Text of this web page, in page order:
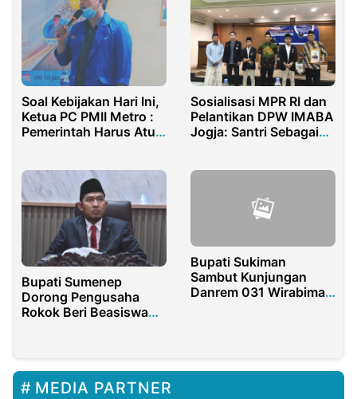
Soal Kebijakan Hari Ini,
Ketua PC PMII Metro :
Pemerintah Harus Atur
Sosialisasi MPR RI dan
Pelantikan DPW IMABA
Jogja: Santri Sebagai
Bupati Sumenep
Dorong Pengusaha
Rokok Beri Beasiswa
Bupati Sukiman
Sambut Kunjungan
Danrem 031 Wirabima
MEDIA PARTNER